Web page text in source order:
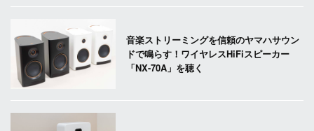
音楽ストリーミングを信頼のヤマハサウン
ドで鳴らす！ワイヤレスHiFiスピーカー
「NX-70A」を聴く